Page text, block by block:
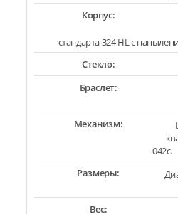
Корпус:
стандарта 324 HL с
Стекло:
Браслет:
Механизм:
042c.
Размеры:
Вес: